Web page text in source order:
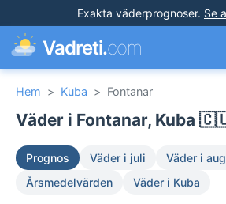
Exakta väderprognoser. Se
Vadreti.com
Hem > Kuba > Fontanar
Väder i Fontanar, Kuba
Prognos Väder i juli
Väder i
Årsmedelvärden
Väder i Kuba